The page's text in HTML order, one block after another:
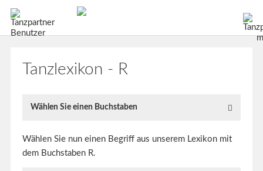
Tanzlexikon - R
Wählen Sie einen Buchstaben
Wählen Sie nun einen Begriff aus unserem Lexikon mit
dem Buchstaben R.